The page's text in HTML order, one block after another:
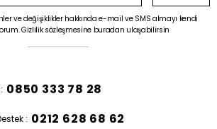
ve değişiklikler hakkında e-mail ve SMS almayı kendi
Gizlilik sözleşmesine buradan ulaşabilirsin
0850 333 78 28
: 0212 628 68 62